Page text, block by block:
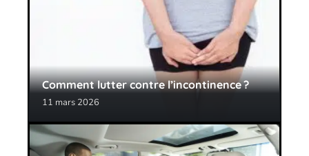
Comment lutter contre l’incontinence ?
11 mars 2026